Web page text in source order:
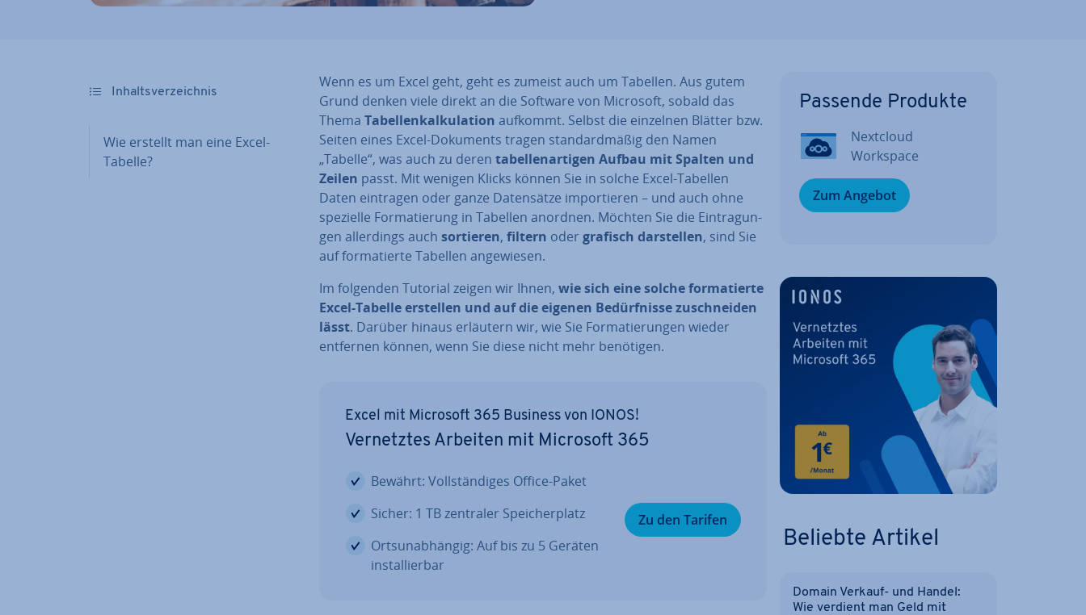
In­halts­ver­zeich­nis
Wie erstellt man eine Excel-
Tabelle?
Wenn es um Excel geht, geht es zumeist auch um Tabellen. Aus gutem
Grund denken viele direkt an die Software von Microsoft, sobald das
Thema Ta­bel­len­kal­ku­la­ti­on aufkommt. Selbst die einzelnen Blätter bzw.
Seiten eines Excel-Dokuments tragen stan­dard­mä­ßig den Namen
„Tabelle“, was auch zu deren ta­bel­len­ar­ti­gen Aufbau mit Spalten und
Zeilen passt. Mit wenigen Klicks können Sie in solche Excel-Tabellen
Daten eintragen oder ganze Da­ten­sät­ze im­por­tie­ren – und auch ohne
spezielle For­ma­tie­rung in Tabellen anordnen. Möchten Sie die Ein­tra­gun­
gen al­ler­dings auch sortieren, filtern oder grafisch dar­stel­len, sind Sie
auf for­ma­tier­te Tabellen an­ge­wie­sen.
Im folgenden Tutorial zeigen wir Ihnen, wie sich eine solche for­ma­tier­te
Excel-Tabelle erstellen und auf die eigenen Be­dürf­nis­se zu­schnei­den
lässt. Darüber hinaus erläutern wir, wie Sie For­ma­tie­run­gen wieder
entfernen können, wenn Sie diese nicht mehr benötigen.
Excel mit Microsoft 365 Business von IONOS!
Ver­netz­tes Arbeiten mit Microsoft 365
Bewährt: Voll­stän­di­ges Office-Paket
Sicher: 1 TB zentraler Spei­cher­platz
Orts­un­ab­hän­gig: Auf bis zu 5 Geräten
in­stal­lier­bar
Zu den Tarifen
Passende Produkte
Nextcloud
Workspace
Zum Angebot
Beliebte Artikel
Domain Verkauf- und Handel:
Wie verdient man Geld mit